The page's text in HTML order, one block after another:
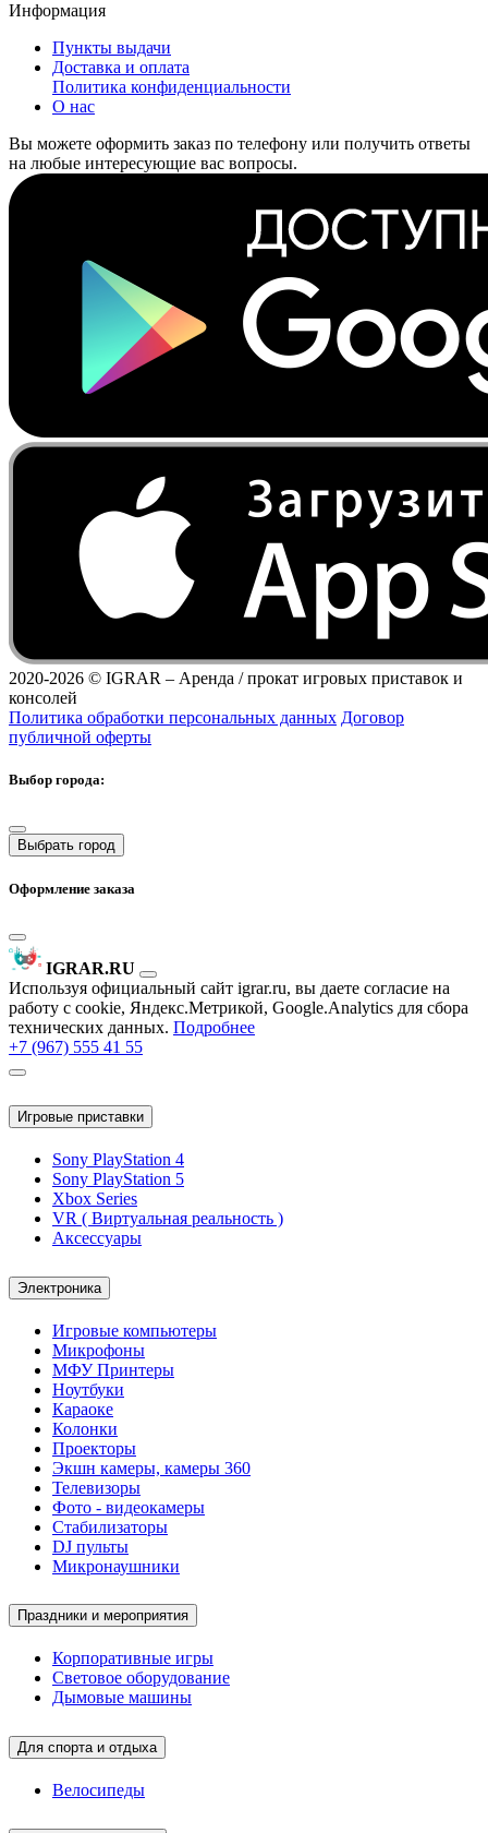
Информация
Пункты выдачи
Доставка и оплата
Политика конфиденциальности
О нас
Вы можете оформить заказ по телефону или получить ответы
на любые интересующие вас вопросы.
2020-2026 © IGRAR – Аренда / прокат игровых приставок и
консолей
Политика обработки персональных данных Договор
публичной оферты
Выбор города:
Выбрать город
Оформление заказа
IGRAR.RU
Используя официальный сайт igrar.ru, вы даете согласие на
работу с cookie, Яндекс.Метрикой, Google.Analytics для сбора
технических данных. Подробнее
+7 (967) 555 41 55
Игровые приставки
Sony PlayStation 4
Sony PlayStation 5
Xbox Series
VR ( Виртуальная реальность )
Аксессуары
Электроника
Игровые компьютеры
Микрофоны
МФУ Принтеры
Ноутбуки
Караоке
Колонки
Проекторы
Экшн камеры, камеры 360
Телевизоры
Фото - видеокамеры
Стабилизаторы
DJ пульты
Микронаушники
Праздники и мероприятия
Корпоративные игры
Световое оборудование
Дымовые машины
Для спорта и отдыха
Велосипеды